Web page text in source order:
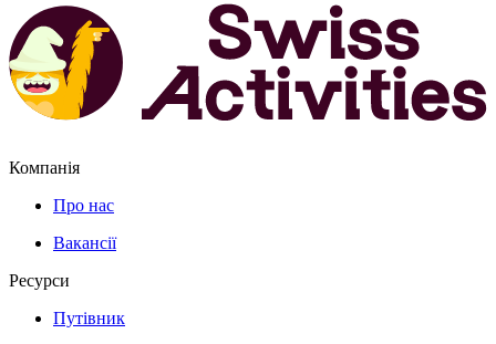
Компанія
Про нас
Вакансії
Ресурси
Путівник